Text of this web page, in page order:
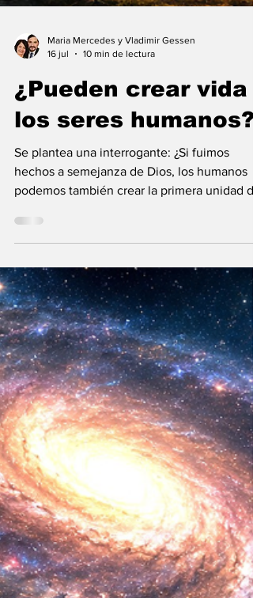
Maria Mercedes y Vladimir Gessen
10 min de lectura
¿Pueden crear vida
los seres humanos?
hechos a semejanza de Dios, los humanos
podemos también crear la primera unidad
la existencia?... “SpudCell”, una célula
sintética desarrollada en laboratorio abre
nueva era científica que desafía nuestras
ideas sobre la creación... ¿Podemos crear
biológica? Durante siglos creímos que la
mayor aspiración de la inteligencia humana
consistía en comprender la vida. Hoy
comienza a aparecer una posibilidad todavía
más desconcer